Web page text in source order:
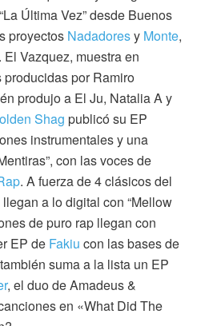
Última Vez” desde Buenos
proyectos Nadadoresy Monte,
Vazquez, muestra en
producidas por Ramiro
produjo a El Ju, Natalia A y
Shag publicó su EP
instrumentales y una
con las voces de
. A fuerza de 4 clásicos del
llegan a lo digital con “Mellow
de puro rap llegan con
EP de Fakiu con las bases de
suma a la lista un EP
, el duo de Amadeus &
en «What Did The